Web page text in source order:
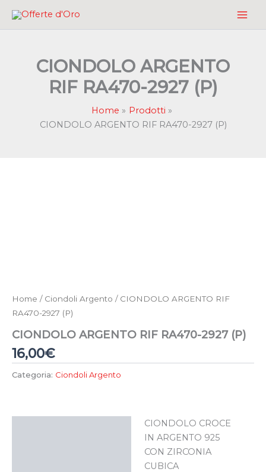
CIONDOLO ARGENTO
RIF RA470-2927 (P)
Home
Prodotti
CIONDOLO ARGENTO RIF RA470-2927 (P)
Home / Ciondoli Argento / CIONDOLO ARGENTO RIF
RA470-2927 (P)
CIONDOLO ARGENTO RIF RA470-2927 (P)
16,00€
Categoria: Ciondoli Argento
CIONDOLO CROCE
IN ARGENTO 925
CON ZIRCONIA
CUBICA